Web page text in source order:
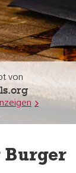
von
Burger